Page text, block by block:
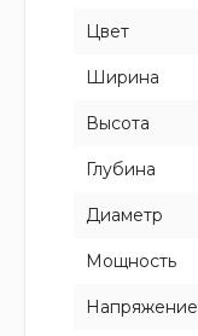
Цвет
Ширина
Высота
Глубина
Диаметр
Мощность
Напряжение